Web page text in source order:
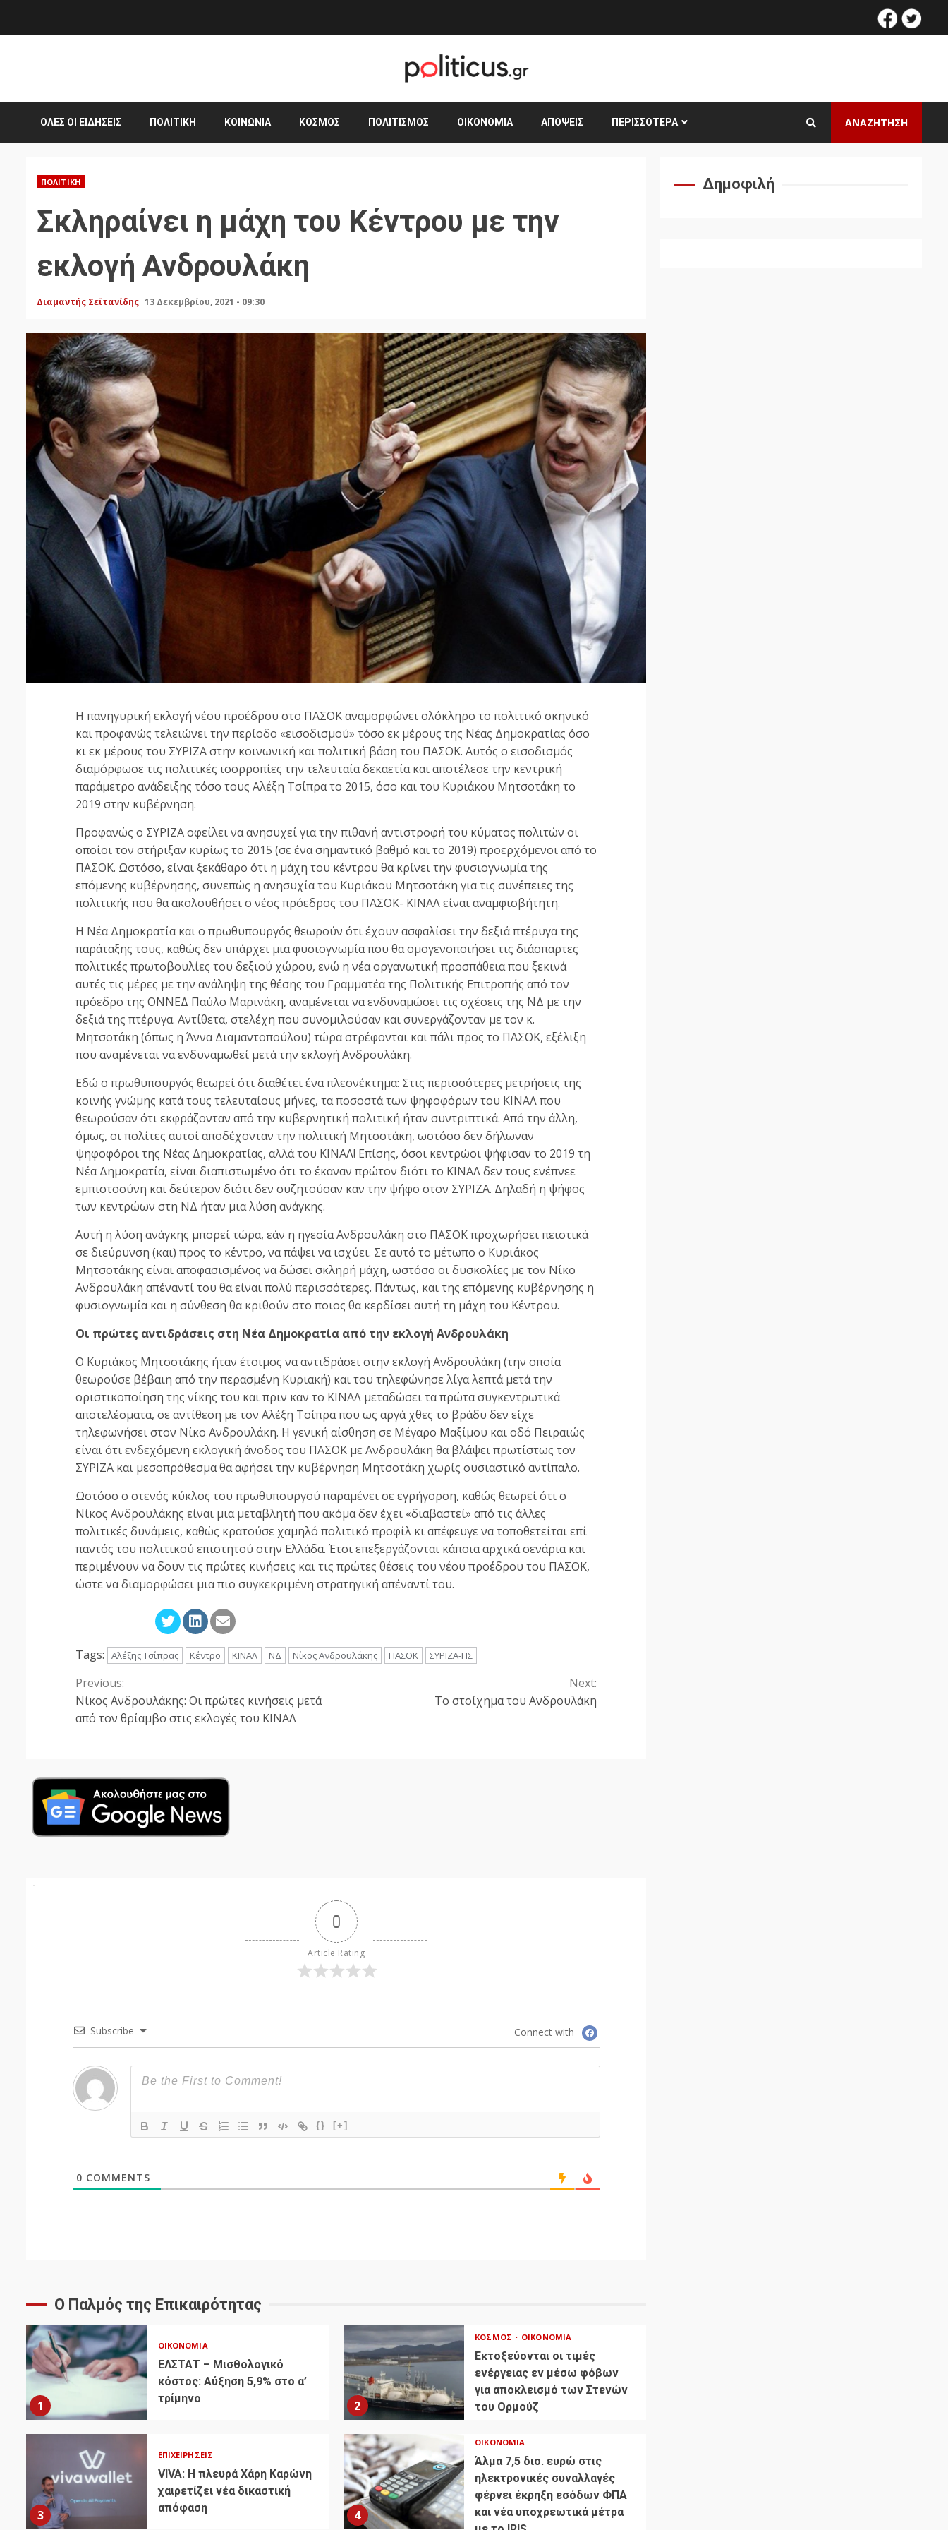
facebook
ΌΛΕΣ ΟΙ ΕΙΔΉΣΕΙΣ ΠΟΛΙΤΙΚΉ ΚΟΙΝΩΝΊΑ ΚΌΣΜΟΣ ΠΟΛΙΤΙΣΜΌΣ ΟΙΚΟΝΟΜΊΑ ΑΠΌΨΕΙΣ ΠΕΡΙΣΣΌΤΕΡΑ ΑΝΑΖΗΤΗΣΗ
ΠΟΛΙΤΙΚΉ
Σκληραίνει η μάχη του Κέντρου με την
εκλογή Ανδρουλάκη
Διαμαντής Σεϊτανίδης 13 Δεκεμβρίου, 2021 - 09:30
Η πανηγυρική εκλογή νέου προέδρου στο ΠΑΣΟΚ αναμορφώνει ολόκληρο το πολιτικό σκηνικό
και προφανώς τελειώνει την περίοδο «εισοδισμού» τόσο εκ μέρους της Νέας Δημοκρατίας όσο
κι εκ μέρους του ΣΥΡΙΖΑ στην κοινωνική και πολιτική βάση του ΠΑΣΟΚ. Αυτός ο εισοδισμός
διαμόρφωσε τις πολιτικές ισορροπίες την τελευταία δεκαετία και αποτέλεσε την κεντρική
παράμετρο ανάδειξης τόσο τους Αλέξη Τσίπρα το 2015, όσο και του Κυριάκου Μητσοτάκη το
2019 στην κυβέρνηση.
Προφανώς ο ΣΥΡΙΖΑ οφείλει να ανησυχεί για την πιθανή αντιστροφή του κύματος πολιτών οι
οποίοι τον στήριξαν κυρίως το 2015 (σε ένα σημαντικό βαθμό και το 2019) προερχόμενοι από το
ΠΑΣΟΚ. Ωστόσο, είναι ξεκάθαρο ότι η μάχη του κέντρου θα κρίνει την φυσιογνωμία της
επόμενης κυβέρνησης, συνεπώς η ανησυχία του Κυριάκου Μητσοτάκη για τις συνέπειες της
πολιτικής που θα ακολουθήσει ο νέος πρόεδρος του ΠΑΣΟΚ- ΚΙΝΑΛ είναι αναμφισβήτητη.
Η Νέα Δημοκρατία και ο πρωθυπουργός θεωρούν ότι έχουν ασφαλίσει την δεξιά πτέρυγα της
παράταξης τους, καθώς δεν υπάρχει μια φυσιογνωμία που θα ομογενοποιήσει τις διάσπαρτες
πολιτικές πρωτοβουλίες του δεξιού χώρου, ενώ η νέα οργανωτική προσπάθεια που ξεκινά
αυτές τις μέρες με την ανάληψη της θέσης του Γραμματέα της Πολιτικής Επιτροπής από τον
πρόεδρο της ΟΝΝΕΔ Παύλο Μαρινάκη, αναμένεται να ενδυναμώσει τις σχέσεις της ΝΔ με την
δεξιά της πτέρυγα. Αντίθετα, στελέχη που συνομιλούσαν και συνεργάζονταν με τον κ.
Μητσοτάκη (όπως η Άννα Διαμαντοπούλου) τώρα στρέφονται και πάλι προς το ΠΑΣΟΚ, εξέλιξη
που αναμένεται να ενδυναμωθεί μετά την εκλογή Ανδρουλάκη.
Εδώ ο πρωθυπουργός θεωρεί ότι διαθέτει ένα πλεονέκτημα: Στις περισσότερες μετρήσεις της
κοινής γνώμης κατά τους τελευταίους μήνες, τα ποσοστά των ψηφοφόρων του ΚΙΝΑΛ που
θεωρούσαν ότι εκφράζονταν από την κυβερνητική πολιτική ήταν συντριπτικά. Από την άλλη,
όμως, οι πολίτες αυτοί αποδέχονταν την πολιτική Μητσοτάκη, ωστόσο δεν δήλωναν
ψηφοφόροι της Νέας Δημοκρατίας, αλλά του ΚΙΝΑΛ! Επίσης, όσοι κεντρώοι ψήφισαν το 2019 τη
Νέα Δημοκρατία, είναι διαπιστωμένο ότι το έκαναν πρώτον διότι το ΚΙΝΑΛ δεν τους ενέπνεε
εμπιστοσύνη και δεύτερον διότι δεν συζητούσαν καν την ψήφο στον ΣΥΡΙΖΑ. Δηλαδή η ψήφος
των κεντρώων στη ΝΔ ήταν μια λύση ανάγκης.
Αυτή η λύση ανάγκης μπορεί τώρα, εάν η ηγεσία Ανδρουλάκη στο ΠΑΣΟΚ προχωρήσει πειστικά
σε διεύρυνση (και) προς το κέντρο, να πάψει να ισχύει. Σε αυτό το μέτωπο ο Κυριάκος
Μητσοτάκης είναι αποφασισμένος να δώσει σκληρή μάχη, ωστόσο οι δυσκολίες με τον Νίκο
Ανδρουλάκη απέναντί του θα είναι πολύ περισσότερες. Πάντως, και της επόμενης κυβέρνησης η
φυσιογνωμία και η σύνθεση θα κριθούν στο ποιος θα κερδίσει αυτή τη μάχη του Κέντρου.
Οι πρώτες αντιδράσεις στη Νέα Δημοκρατία από την εκλογή Ανδρουλάκη
Ο Κυριάκος Μητσοτάκης ήταν έτοιμος να αντιδράσει στην εκλογή Ανδρουλάκη (την οποία
θεωρούσε βέβαιη από την περασμένη Κυριακή) και του τηλεφώνησε λίγα λεπτά μετά την
οριστικοποίηση της νίκης του και πριν καν το ΚΙΝΑΛ μεταδώσει τα πρώτα συγκεντρωτικά
αποτελέσματα, σε αντίθεση με τον Αλέξη Τσίπρα που ως αργά χθες το βράδυ δεν είχε
τηλεφωνήσει στον Νίκο Ανδρουλάκη. Η γενική αίσθηση σε Μέγαρο Μαξίμου και οδό Πειραιώς
είναι ότι ενδεχόμενη εκλογική άνοδος του ΠΑΣΟΚ με Ανδρουλάκη θα βλάψει πρωτίστως τον
ΣΥΡΙΖΑ και μεσοπρόθεσμα θα αφήσει την κυβέρνηση Μητσοτάκη χωρίς ουσιαστικό αντίπαλο.
Ωστόσο ο στενός κύκλος του πρωθυπουργού παραμένει σε εγρήγορση, καθώς θεωρεί ότι ο
Νίκος Ανδρουλάκης είναι μια μεταβλητή που ακόμα δεν έχει «διαβαστεί» από τις άλλες
πολιτικές δυνάμεις, καθώς κρατούσε χαμηλό πολιτικό προφίλ κι απέφευγε να τοποθετείται επί
παντός του πολιτικού επιστητού στην Ελλάδα. Έτσι επεξεργάζονται κάποια αρχικά σενάρια και
περιμένουν να δουν τις πρώτες κινήσεις και τις πρώτες θέσεις του νέου προέδρου του ΠΑΣΟΚ,
ώστε να διαμορφώσει μια πιο συγκεκριμένη στρατηγική απέναντί του.
Tags: Αλέξης Τσίπρας Κέντρο ΚΙΝΑΛ ΝΔ Νίκος Ανδρουλάκης ΠΑΣΟΚ ΣΥΡΙΖΑ-ΠΣ
Continue
Reading
Previous:
Νίκος Ανδρουλάκης: Οι πρώτες κινήσεις μετά
από τον θρίαμβο στις εκλογές του ΚΙΝΑΛ
Next:
Το στοίχημα του Ανδρουλάκη
0
Article Rating
Subscribe Connect with
{} [+]
0 COMMENTS
Ο Παλμός της Επικαιρότητας
1
ΟΙΚΟΝΟΜΊΑ
ΕΛΣΤΑΤ – Μισθολογικό
κόστος: Αύξηση 5,9% στο α’
τρίμηνο
2
ΚΌΣΜΟΣ ΟΙΚΟΝΟΜΊΑ
Εκτοξεύονται οι τιμές
ενέργειας εν μέσω φόβων
για αποκλεισμό των Στενών
του Ορμούζ
3
ΕΠΙΧΕΙΡΉΣΕΙΣ
VIVA: Η πλευρά Χάρη Καρώνη
χαιρετίζει νέα δικαστική
απόφαση
4
ΟΙΚΟΝΟΜΊΑ
Άλμα 7,5 δισ. ευρώ στις
ηλεκτρονικές συναλλαγές
φέρνει έκρηξη εσόδων ΦΠΑ
και νέα υποχρεωτικά μέτρα
Δημοφιλή